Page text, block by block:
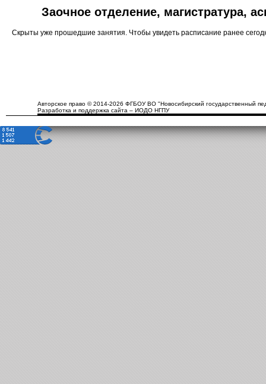
Заочное отделение, магистратура,
Скрыты уже прошедшие занятия. Чтобы увидеть расписание ранее
Авторское право © 2014-2026 ФГБОУ ВО "Новосибирский государственный
Разработка и поддержка сайта – ИОДО НГПУ